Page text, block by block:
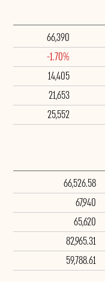
66,390
-1.70%
14,405
21,653
25,552
66,526.58
67,940
65,620
82,965.31
59,788.61